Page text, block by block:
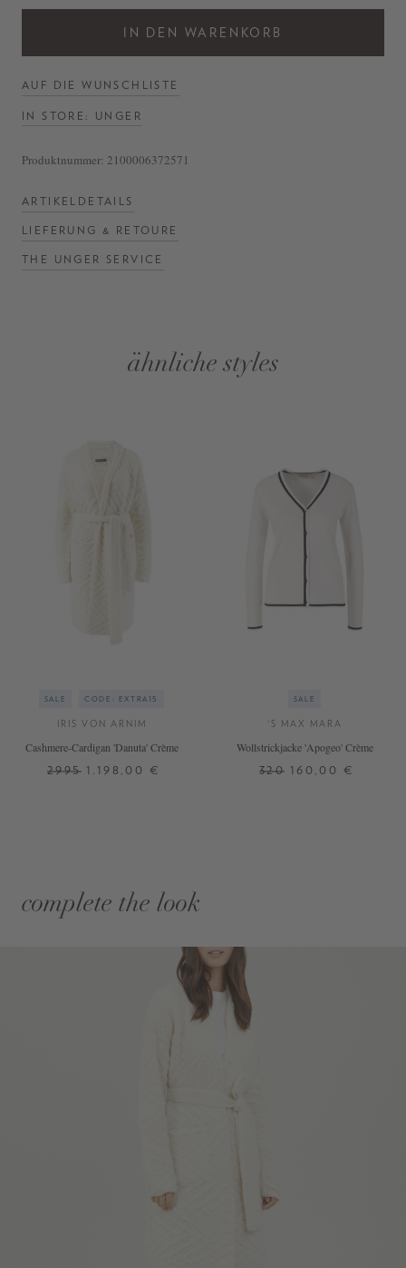
IN DEN WARENKORB
AUF DIE WUNSCHLISTE
IN STORE: UNGER
Produktnummer: 2100006372571
ARTIKELDETAILS
LIEFERUNG & RETOURE
THE UNGER SERVICE
ähnliche styles
SALE CODE: EXTRA15
IRIS VON ARNIM
Cashmere-Cardigan 'Danuta' Crème
2995 1.198,00 €
SALE
'S MAX MARA
Wollstrickjacke 'Apogeo' Crème
320 160,00 €
complete the look